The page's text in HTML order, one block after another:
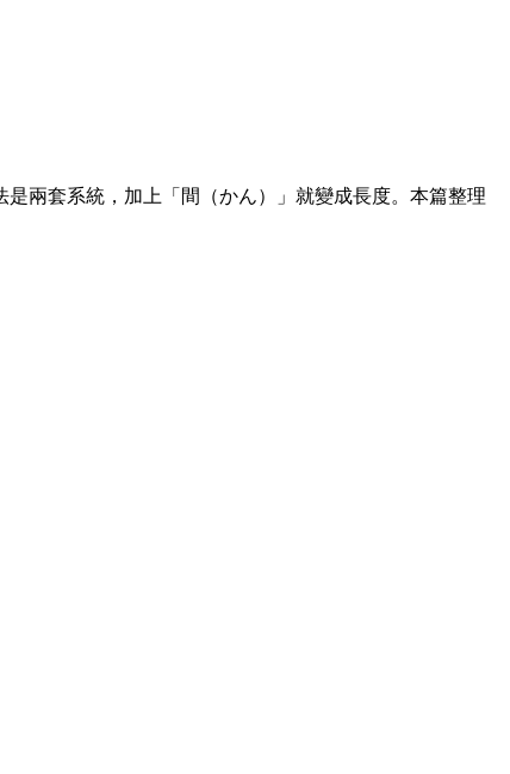
是兩套系統，加上「間（かん）」就變成長度。本篇整理